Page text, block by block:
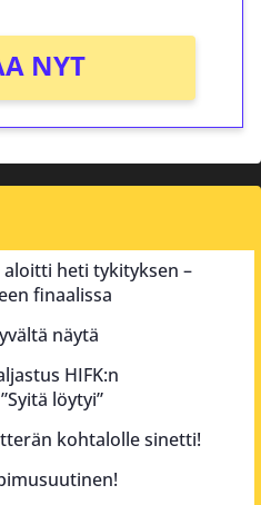
NYT
heti tykityksen –
finaalissa
näytä
HIFK:n
löytyi”
kohtalolle sinetti!